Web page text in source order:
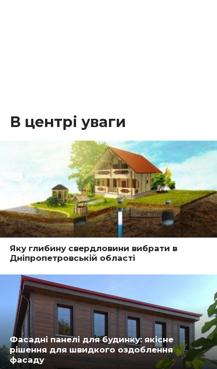
В центрі уваги
Яку глибину свердловини вибрати в
Дніпропетровській області
Фасадні панелі для будинку: якісне
рішення для швидкого оздоблення
фасаду